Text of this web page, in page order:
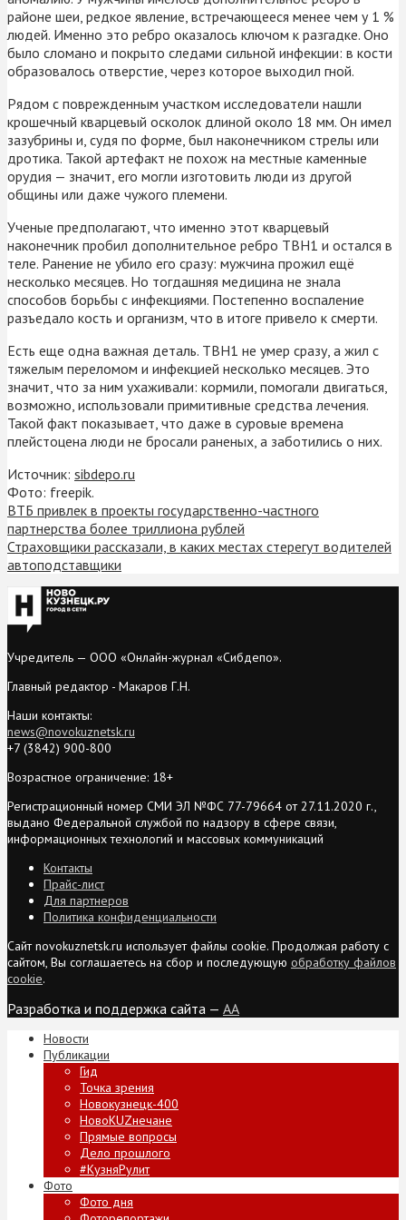
районе шеи, редкое явление, встречающееся менее чем у 1 %
людей. Именно это ребро оказалось ключом к разгадке. Оно
было сломано и покрыто следами сильной инфекции: в кости
образовалось отверстие, через которое выходил гной.
Рядом с поврежденным участком исследователи нашли
крошечный кварцевый осколок длиной около 18 мм. Он имел
зазубрины и, судя по форме, был наконечником стрелы или
дротика. Такой артефакт не похож на местные каменные
орудия — значит, его могли изготовить люди из другой
общины или даже чужого племени.
Ученые предполагают, что именно этот кварцевый
наконечник пробил дополнительное ребро TBH1 и остался в
теле. Ранение не убило его сразу: мужчина прожил ещё
несколько месяцев. Но тогдашняя медицина не знала
способов борьбы с инфекциями. Постепенно воспаление
разъедало кость и организм, что в итоге привело к смерти.
Есть еще одна важная деталь. TBH1 не умер сразу, а жил с
тяжелым переломом и инфекцией несколько месяцев. Это
значит, что за ним ухаживали: кормили, помогали двигаться,
возможно, использовали примитивные средства лечения.
Такой факт показывает, что даже в суровые времена
плейстоцена люди не бросали раненых, а заботились о них.
Источник: sibdepo.ru
Фото: freepik.
ВТБ привлек в проекты государственно-частного
партнерства более триллиона рублей
Страховщики рассказали, в каких местах стерегут водителей
автоподставщики
Учредитель — ООО «Онлайн-журнал «Сибдепо».
Главный редактор - Макаров Г.Н.
Наши контакты:
news@novokuznetsk.ru
+7 (3842) 900-800
Возрастное ограничение: 18+
Регистрационный номер СМИ ЭЛ №ФС 77-79664 от 27.11.2020 г.,
выдано Федеральной службой по надзору в сфере связи,
информационных технологий и массовых коммуникаций
Контакты
Прайс-лист
Для партнеров
Политика конфиденциальности
Сайт novokuznetsk.ru использует файлы cookie. Продолжая работу с
сайтом, Вы соглашаетесь на сбор и последующую обработку файлов
cookie.
Разработка и поддержка сайта — AA
Новости
Публикации
Гид
Точка зрения
Новокузнецк-400
НовоKUZнечане
Прямые вопросы
Дело прошлого
#КузняРулит
Фото
Фото дня